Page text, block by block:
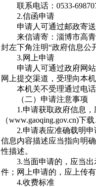
联系电话：0533-
2.信函申请
申请人可通过邮政寄
来信请寄：淄博市高
封左下角注明“政府信息公
3.网上申请
申请人可通过政府网
网上提交渠道，受理向本
本机关不受理通过电
（二）申请注意事项
1.申请获取政府信息
（www.gaoqing.gov.cn)下
2.申请表应准确载明
信息内容描述应当指向明
性描述。
3.当面申请的，应当
件；网上申请的，应上传
4.收费标准